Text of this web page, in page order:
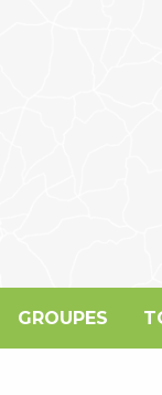
GROUPES